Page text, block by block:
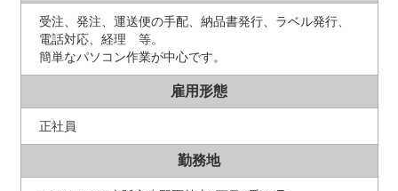
受注、発注、運送便の手配、納品書発行、ラベル発行、
電話対応、経理 等。
簡単なパソコン作業が中心です。
雇用形態
正社員
勤務地